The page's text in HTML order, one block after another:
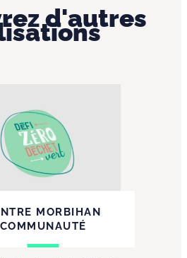
d'autres
MORBIHAN
COMMUNAUTÉ